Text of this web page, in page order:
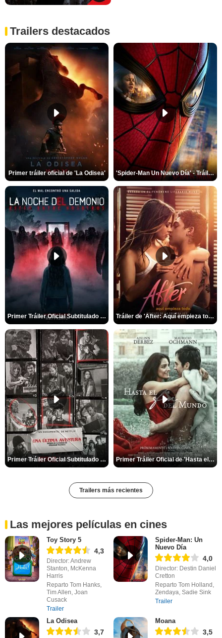
Trailers destacados
Primer tráiler oficial de 'La Odisea' 'Spider-Man Un Nuevo Día' - Tráiler oficial subtitulado
Primer Tráiler Oficial Subtitulado de 'La Noche Del Demonio: Están Entre Nosotros' Tráiler de 'After: Aquí empieza todo'
Primer Tráiler Oficial Subtitulado de 'Una última aventura: Detrás de cámaras de Stranger Things 5' Primer Tráiler Oficial de 'Hasta el fin del mundo'
Trailers más recientes
Las mejores películas en cines
Toy Story 5
4,3
Director: Andrew
Stanton, McKenna
Harris
Reparto Tom Hanks,
Tim Allen, Joan
Cusack
Trailer
Spider-Man: Un
Nuevo Día
4,0
Director: Destin Daniel
Cretton
Reparto Tom Holland,
Zendaya, Sadie Sink
Trailer
La Odisea
3,7
Moana
3,5